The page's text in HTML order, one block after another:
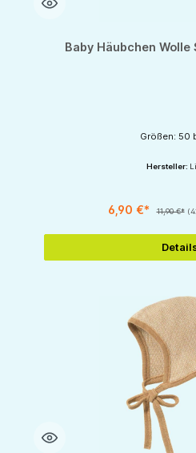
Baby Häubchen Wolle
Größen: 50
Hersteller:
6,90 €* 11,90 €*